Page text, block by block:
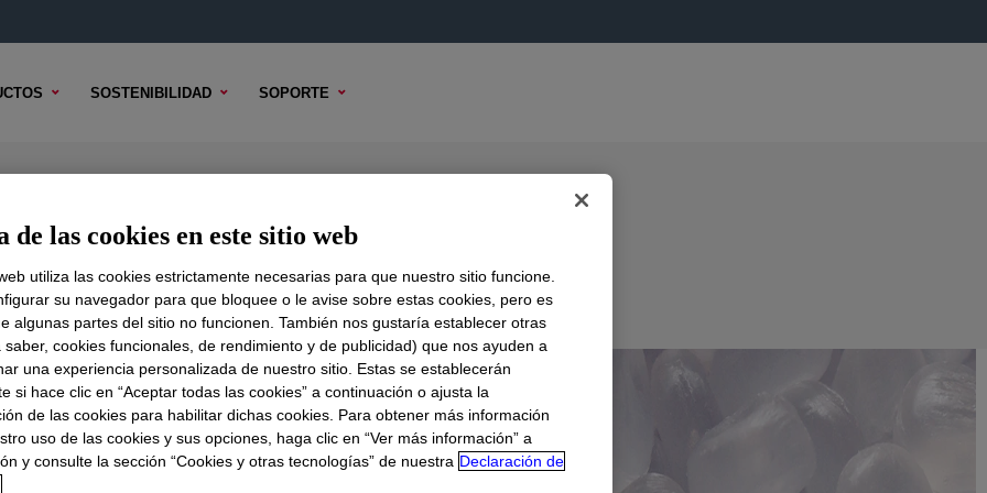
SOSTENIBILIDAD SOPORTE
LDPE
TÉCNICO OPCIONES DE MUESTRA OPCIONES DE COMPRA
de las cookies en este sitio web
utiliza las cookies estrictamente necesarias para que nuestro sitio funcione.
su navegador para que bloquee o le avise sobre estas cookies, pero es
algunas partes del sitio no funcionen. También nos gustaría establecer otras
saber, cookies funcionales, de rendimiento y de publicidad) que nos ayuden a
una experiencia personalizada de nuestro sitio. Estas se establecerán
si hace clic en “Aceptar todas las cookies” a continuación o ajusta la
de las cookies para habilitar dichas cookies. Para obtener más información
uso de las cookies y sus opciones, haga clic en “Ver más información” a
y consulte la sección “Cookies y otras tecnologías” de nuestra Declaración de